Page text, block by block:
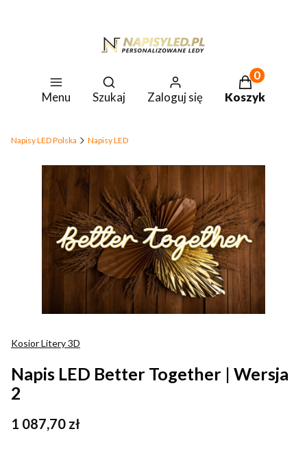
Menu
Otwórz wyszukiwarkę
Szukaj Zaloguj się
Produkty w
Koszyk
Napisy LED Polska Napisy LED
Kosior Litery 3D
Napis LED Better Together | Wersja
2
Cena
1 087,70 zł